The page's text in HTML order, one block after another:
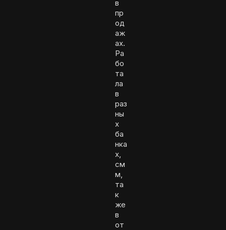
в
пр
од
аж
ах.
Ра
бо
та
ла
в
раз
ны
х
ба
нка
х,
см
м,
та
к
же
в
от